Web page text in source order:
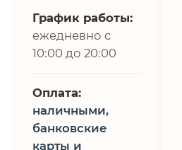
График работы:
ежедневно с
10:00 до 20:00
Оплата:
наличными,
банковские
карты и